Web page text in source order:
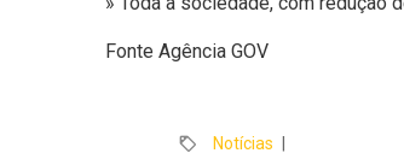
Fonte Agência GOV
Notícias